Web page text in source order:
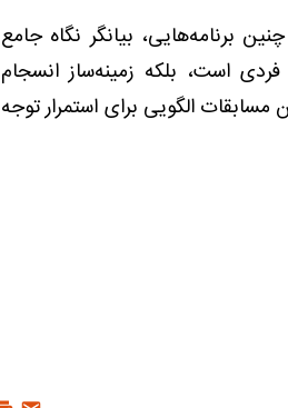
برنامه‌هایی، بیانگر نگاه جامع
است، بلکه زمینه‌ساز انسجام
الگویی برای استمرار توجه